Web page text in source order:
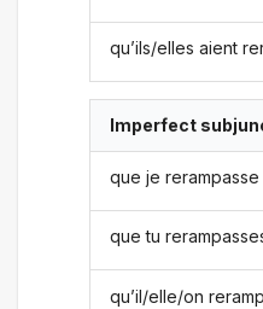
qu’ils/elles aient
Imperfect
que je rerampasse
que tu
qu’il/elle/on